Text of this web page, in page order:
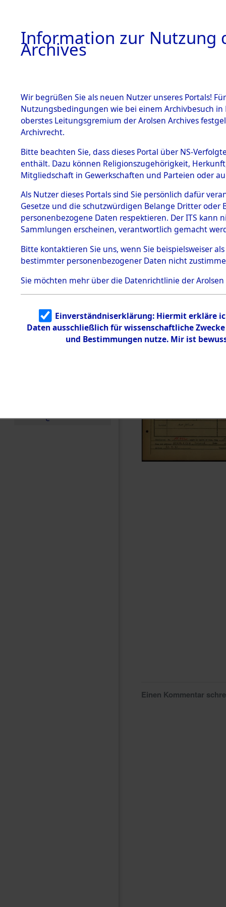
BESTÄNDE
1.
mente
5. Verschiedenes
5.3
Todesmärsche
5.3.1 Alliierte
Erhebungen
zu
Todesmärsch
en
5.3.2
Identifizierun
g
5.3.3
Todesmärsch
e
Dead -
Branch -
0151
Einen Kommentar
Information zur Nutzung
Archives
Wir begrüßen Sie als neuen Nutzer unseres Portals!
Nutzungsbedingungen wie bei einem Archivbesuch
oberstes Leitungsgremium der Arolsen Archives
Archivrecht.
Bitte beachten Sie, dass dieses Portal über NS-
enthält. Dazu können Religionszugehörigkeit,
Mitgliedschaft in Gewerkschaften und Parteien oder
Als Nutzer dieses Portals sind Sie persönlich dafür
Gesetze und die schutzwürdigen Belange Dritter
personenbezogene Daten respektieren. Der ITS
Sammlungen erscheinen, verantwortlich gemacht
Bitte kontaktieren Sie uns, wenn Sie beispielsweiser
bestimmter personenbezogener Daten nicht
Sie möchten mehr über die Datenrichtlinie der Arolsen
Einverständniserklärung: Hiermit erkläre
Daten ausschließlich für wissenschaftliche
und Bestimmungen nutze. Mir ist